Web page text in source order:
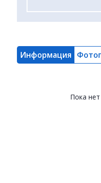
Информация
Пока